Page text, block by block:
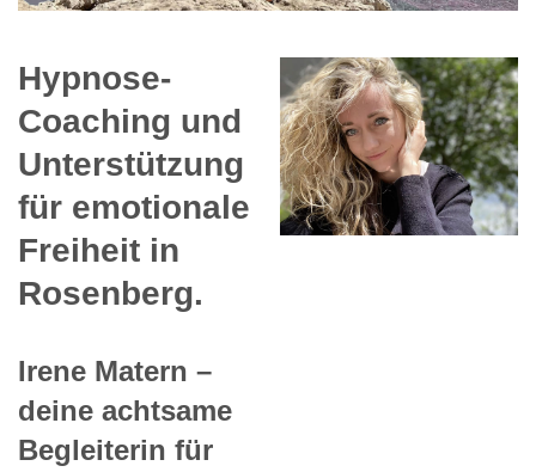
Hypnose-
Coaching und
Unterstützung
für emotionale
Freiheit in
Rosenberg.
Irene Matern –
deine achtsame
Begleiterin für